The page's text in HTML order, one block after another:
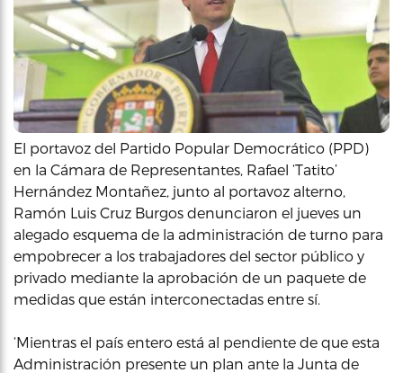
El portavoz del Partido Popular Democrático (PPD)
en la Cámara de Representantes, Rafael ‘Tatito’
Hernández Montañez, junto al portavoz alterno,
Ramón Luis Cruz Burgos denunciaron el jueves un
alegado esquema de la administración de turno para
empobrecer a los trabajadores del sector público y
privado mediante la aprobación de un paquete de
medidas que están interconectadas entre sí.
‘Mientras el país entero está al pendiente de que esta
Administración presente un plan ante la Junta de